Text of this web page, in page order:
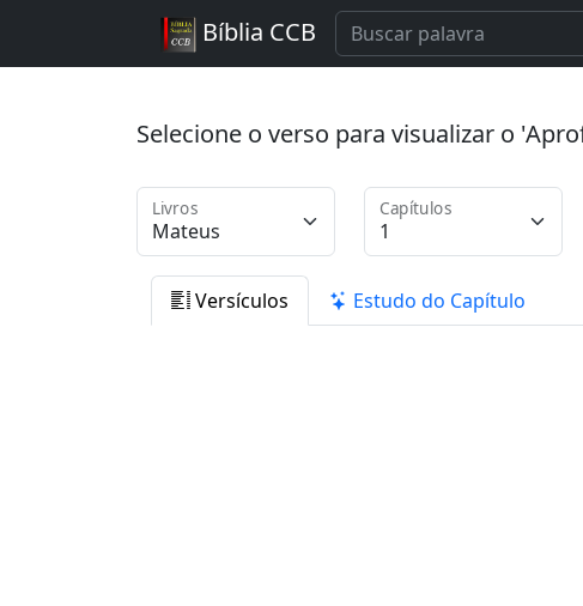
Bíblia CCB
Selecione o verso para visualizar o
Livros Capítulos
Versículos Estudo do Capítulo